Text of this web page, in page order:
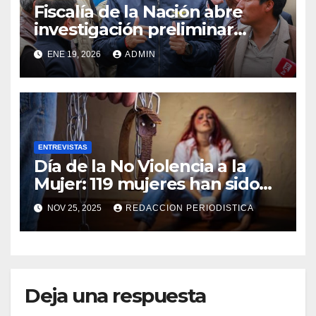
Fiscalía de la Nación abre
investigación preliminar
contra el presidente José Jerí
ENE 19, 2026 ADMIN
ENTREVISTAS
Día de la No Violencia a la
Mujer: 119 mujeres han sido
víctimas de feminicidio en lo
que va del año en Perú
NOV 25, 2025 REDACCION PERIODISTICA
Deja una respuesta